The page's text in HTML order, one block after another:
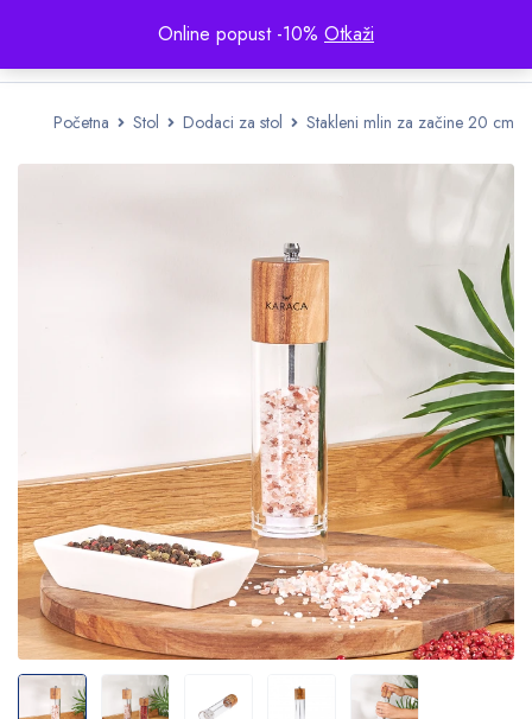
Online popust -10% Otkaži
Početna Stol Dodaci za stol Stakleni mlin za začine 20 cm